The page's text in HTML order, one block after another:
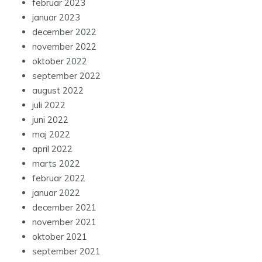
februar 2023
januar 2023
december 2022
november 2022
oktober 2022
september 2022
august 2022
juli 2022
juni 2022
maj 2022
april 2022
marts 2022
februar 2022
januar 2022
december 2021
november 2021
oktober 2021
september 2021